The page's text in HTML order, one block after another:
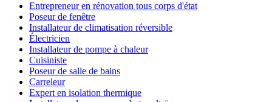
Entrepreneur en rénovation tous corps d'état
Poseur de fenêtre
Installateur de climatisation réversible
Électricien
Installateur de pompe à chaleur
Cuisiniste
Poseur de salle de bains
Carreleur
Expert en isolation thermique